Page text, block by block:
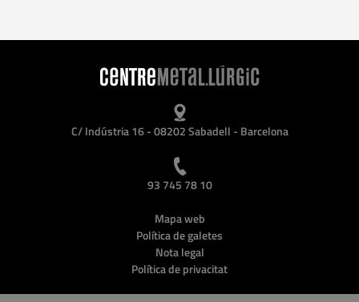
C/ Indústria 16 - 08202 Sabadell - Barcelona
93 745 78 10
Mapa web
Política de galetes
Nota legal
Política de privacitat